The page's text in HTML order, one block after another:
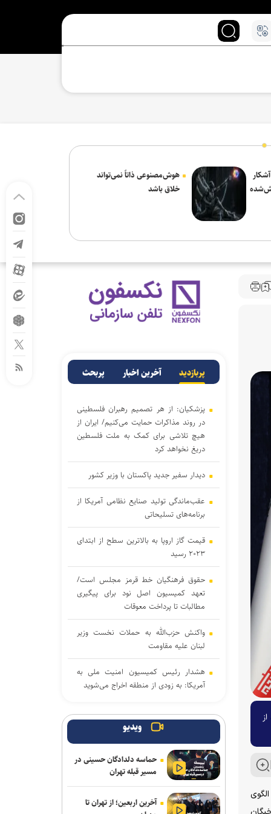
هوش‌مصنوعی ذاتاً نمی‌تواند
خلاق باشد
پربازدید آخرین اخبار پربحث
پزشکیان: از هر تصمیم رهبران فلسطینی
در روند مذاکرات حمایت می‌کنیم/ ایران از
هیچ تلاشی برای کمک به ملت فلسطین
دریغ نخواهد کرد
دیدار سفیر جدید پاکستان با وزیر کشور
عقب‌ماندگی تولید صنایع نظامی آمریکا از
برنامه‌های تسلیحاتی
قیمت گاز اروپا به بالاترین سطح از ابتدای
۲۰۲۳ رسید
حقوق فرهنگیان خط قرمز مجلس است/
تعهد کمیسیون اصل نود برای پیگیری
مطالبات تا پرداخت معوقات
واکنش حزب‌الله به حملات نخست‌ وزیر
لبنان علیه مقاومت
هشدار رئیس کمیسیون امنیت ملی به
آمریکا: به زودی از منطقه اخراج می‌شوید
پیروزی نامزد حامی فلسطین در انتخابات
مقدماتی دموکرات‌ها برای سنا
دموکرات‌های کنگره آمریکا آمار تلفات جنگ
با ایران را زیر سؤال بردند
جنگ رمضان و تولد نظم منطقه ای ایران
ویدیو
حماسه دلدادگان حسینی در
مسیر قبله تهران
آخرین اربعین؛ از تهران تا